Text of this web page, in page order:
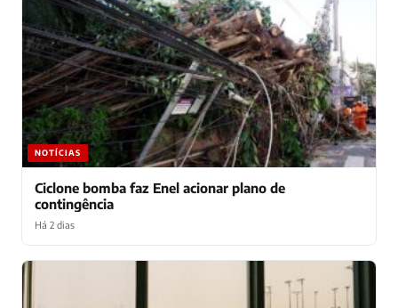
NOTÍCIAS
Ciclone bomba faz Enel acionar plano de
contingência
Há 2 dias